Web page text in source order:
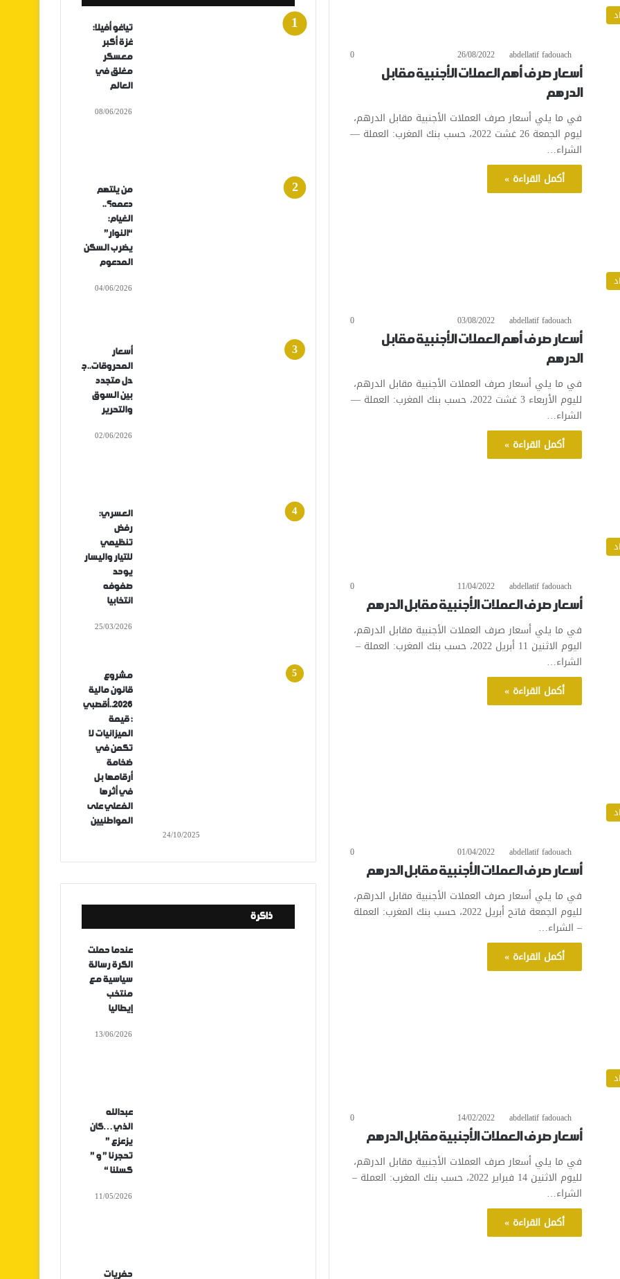
abdellatif fadouach
26/08/2022
0
أسعار صرف أهم العملات الأجنبية مقابل
الدرهم
في ما يلي أسعار صرف العملات الأجنبية مقابل الدرهم،
ليوم الجمعة 26 غشت 2022، حسب بنك المغرب: العملة —
الشراء…
أكمل القراءة »
abdellatif fadouach
03/08/2022
0
أسعار صرف أهم العملات الأجنبية مقابل
الدرهم
في ما يلي أسعار صرف العملات الأجنبية مقابل الدرهم،
لليوم الأربعاء 3 غشت 2022، حسب بنك المغرب: العملة —
الشراء…
أكمل القراءة »
abdellatif fadouach
11/04/2022
0
أسعار صرف العملات الأجنبية مقابل الدرهم
في ما يلي أسعار صرف العملات الأجنبية مقابل الدرهم،
اليوم الاثنين 11 أبريل 2022، حسب بنك المغرب: العملة –
الشراء…
أكمل القراءة »
abdellatif fadouach
01/04/2022
0
أسعار صرف العملات الأجنبية مقابل الدرهم
في ما يلي أسعار صرف العملات الأجنبية مقابل الدرهم،
لليوم الجمعة فاتح أبريل 2022، حسب بنك المغرب: العملة
– الشراء…
أكمل القراءة »
abdellatif fadouach
14/02/2022
0
أسعار صرف العملات الأجنبية مقابل الدرهم
في ما يلي أسعار صرف العملات الأجنبية مقابل الدرهم،
لليوم الاثنين 14 فبراير 2022، حسب بنك المغرب: العملة –
الشراء…
أكمل القراءة »
تياغو أفيلا:
غزة أكبر
معسكر
مغلق في
العالم
08/06/2026
من يلتهم
دعمه؟..
الغيام:
“النوار”
يضرب السكن
المدعوم
04/06/2026
أسعار
المحروقات..ج
دل متجدد
بين السوق
والتحرير
02/06/2026
العسري:
رفض
تنظيمي
للتيار واليسار
يوحد
صفوفه
انتخابيا
25/03/2026
مشروع
قانون مالية
2026..أقصبي
: قيمة
الميزانيات لا
تكمن في
ضخامة
أرقامها بل
في أثرها
الفعلي على
المواطنيين
24/10/2025
ذاكرة
عندما حملت
الكرة رسالة
سياسية مع
منتخب
إيطاليا
13/06/2026
عبدالله
الذي…كان
يزعزع ”
تحجرنا ” و ”
كسلنا “
11/05/2026
حفريات